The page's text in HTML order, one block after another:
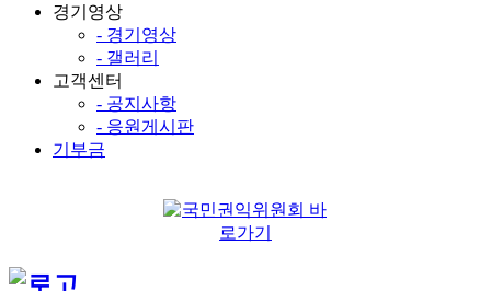
경기영상
- 경기영상
- 갤러리
고객센터
- 공지사항
- 응원게시판
기부금